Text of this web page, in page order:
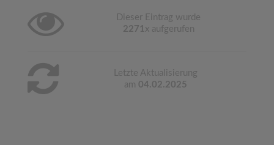
Dieser Eintrag wurde
2271 x aufgerufen
Letzte Aktualisierung
am 04.02.2025